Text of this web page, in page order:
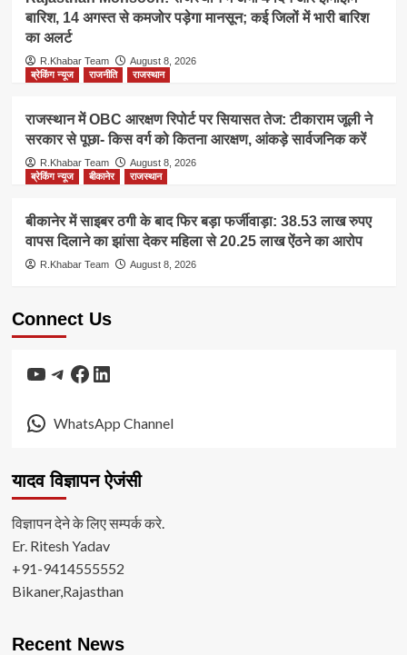
बारिश, 14 अगस्त से कमजोर पड़ेगा मानसून; कई जिलों में भारी बारिश
का अलर्ट
R.Khabar Team
August 8, 2026
ब्रेकिंग न्यूज
राजनीति राजस्थान
राजस्थान में OBC आरक्षण रिपोर्ट पर सियासत तेज: टीकाराम जूली ने
सरकार से पूछा- किस वर्ग को कितना आरक्षण, आंकड़े सार्वजनिक करें
R.Khabar Team
August 8, 2026
ब्रेकिंग न्यूज
बीकानेर राजस्थान
बीकानेर में साइबर ठगी के बाद फिर बड़ा फर्जीवाड़ा: 38.53 लाख रुपए
वापस दिलाने का झांसा देकर महिला से 20.25 लाख ऐंठने का आरोप
R.Khabar Team August 8, 2026
Connect Us
YouTube
Telegram
Facebook
LinkedIn
WhatsApp Channel
यादव विज्ञापन ऐजंसी
विज्ञापन देने के लिए सम्पर्क करे.
Er. Ritesh Yadav
+91-9414555552
Bikaner,Rajasthan
Recent News